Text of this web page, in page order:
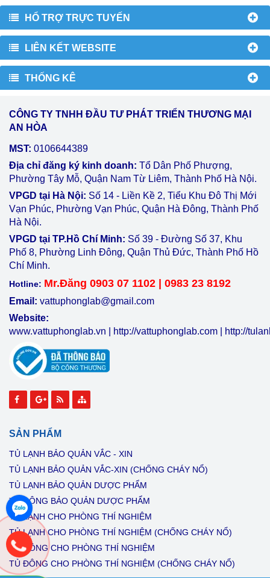
HỔ TRỢ TRỰC TUYẾN
LIÊN KẾT WEBSITE
THỐNG KÊ
CÔNG TY TNHH ĐẦU TƯ PHÁT TRIỂN THƯƠNG MẠI
AN HÒA
MST: 0106644389
Địa chỉ đăng ký kinh doanh: Tổ Dân Phố Phượng,
Phường Tây Mỗ, Quận Nam Từ Liêm, Thành Phố Hà Nội.
VPGD tại Hà Nội: Số 14 - Liền Kề 2, Tiểu Khu Đô Thị Mới
Vạn Phúc, Phường Vạn Phúc, Quận Hà Đông, Thành Phố
Hà Nội.
VPGD tại TP.Hồ Chí Minh: Số 39 - Đường Số 37, Khu
Phố 8, Phường Linh Đông, Quận Thủ Đức, Thành Phố Hồ
Chí Minh.
Hotline: Mr.Đăng 0903 07 1102 | 0983 23 8192
Email: vattuphonglab@gmail.com
Website:
www.vattuphonglab.vn
http://vattuphonglab.com http://
SẢN PHẨM
TỦ LẠNH BẢO QUẢN VẮC - XIN
TỦ LẠNH BẢO QUẢN VẮC-XIN (CHỐNG CHÁY NỔ)
TỦ LẠNH BẢO QUẢN DƯỢC PHẨM
TỦ ĐÔNG BẢO QUẢN DƯỢC PHẨM
TỦ LẠNH CHO PHÒNG THÍ NGHIỆM
TỦ LẠNH CHO PHÒNG THÍ NGHIỆM (CHỐNG CHÁY NỔ)
TỦ ĐÔNG CHO PHÒNG THÍ NGHIỆM
TỦ ĐÔNG CHO PHÒNG THÍ NGHIỆM (CHỐNG CHÁY NỔ)